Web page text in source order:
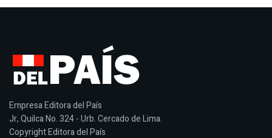
Empresa Editora del País
Jr, Quilca No. 324 - Urb. Cercado de Lima.
Copyright Editora del País